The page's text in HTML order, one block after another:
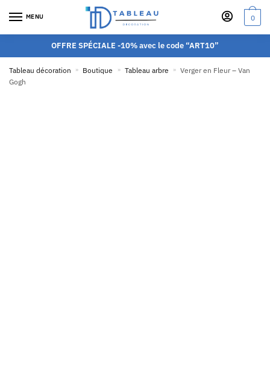
MENU 0
OFFRE SPÉCIALE -10% avec le code “ART10”
Tableau décoration » Boutique » Tableau arbre » Verger en Fleur – Van
Gogh